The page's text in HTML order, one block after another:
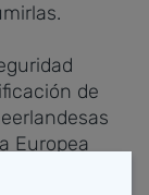
de
Europea